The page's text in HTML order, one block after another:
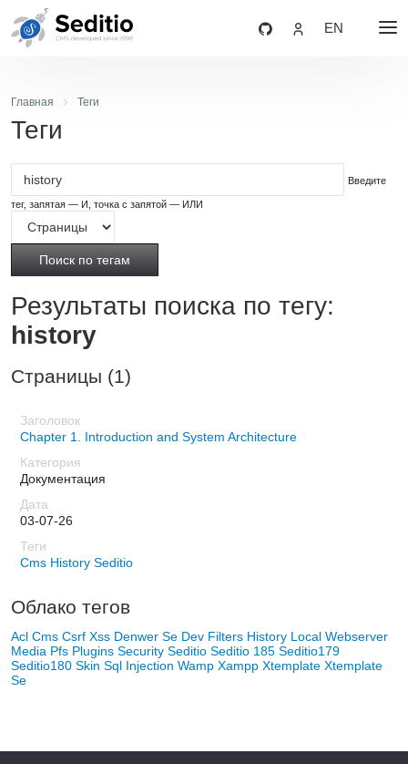
EN
Главная Теги
Теги
Введите
тег, запятая — И, точка с запятой — ИЛИ
Поиск по тегам
Результаты поиска по тегу:
history
Страницы (1)
Chapter 1. Introduction and System Architecture
Документация
03-07-26
Cms History Seditio
Облако тегов
Acl Cms Csrf Xss Denwer Se Dev Filters History Local Webserver
Media Pfs Plugins Security Seditio Seditio 185 Seditio179
Seditio180 Skin Sql Injection Wamp Xampp Xtemplate Xtemplate
Se